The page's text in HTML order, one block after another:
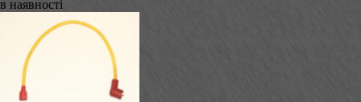
в наявності